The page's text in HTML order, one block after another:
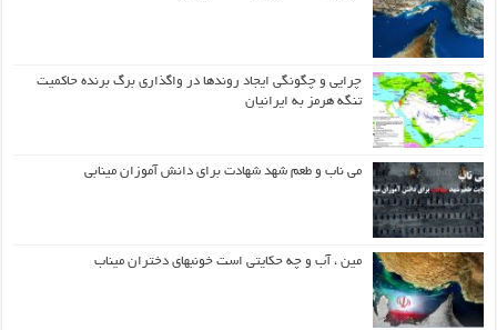
چرایی و چگونگی ایجاد روندها در واگذاری برگ برنده حاکمیت
تنگه هرمز به ایرانیان
می ناب و طعم شهد شهادت برای دانش آموزان مینابی
مین ، آب و چه حکایتی است خونبهای دختران میناب